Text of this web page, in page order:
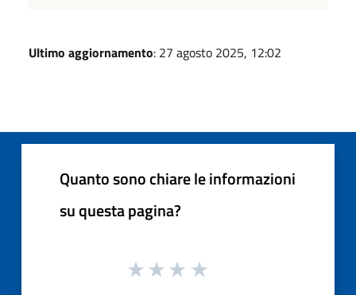
Ultimo aggiornamento: 27 agosto 2025, 12:02
Quanto sono chiare le informazioni
su questa pagina?